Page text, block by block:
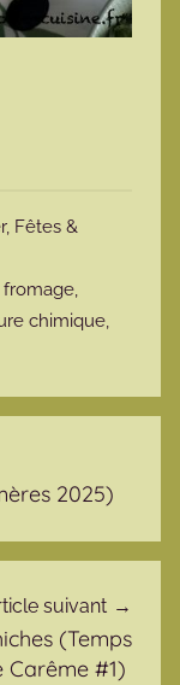
, Fêtes &
fromage,
chimique,
2025)
suivant
(Temps
Carême #1)